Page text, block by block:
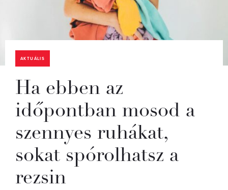
AKTUÁLIS
Ha ebben az
időpontban mosod a
szennyes ruhákat,
sokat spórolhatsz a
rezsin